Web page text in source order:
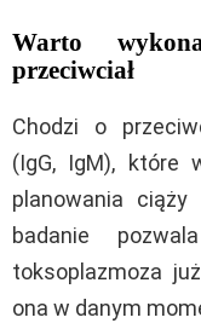
Warto
przeciwciał
Chodzi o
(IgG, IgM), które
planowania
badanie
toksoplazmoza
ona w danym